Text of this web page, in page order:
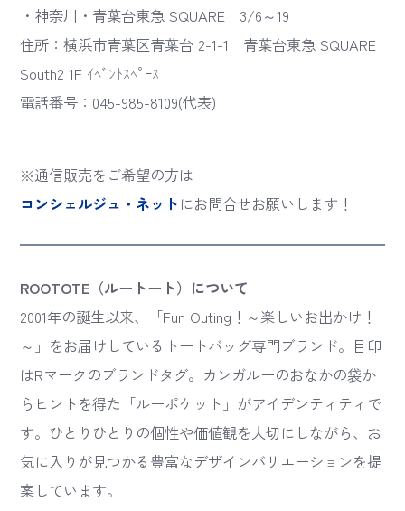
・神奈川・青葉台東急 SQUARE 3/6～19
住所：横浜市青葉区青葉台 2-1-1 青葉台東急 SQUARE
South2 1F ｲﾍﾞﾝﾄｽﾍﾟｰｽ
電話番号：045-985-8109(代表)
※通信販売をご希望の方は
コンシェルジュ・ネット にお問合せお願いします！
ROOTOTE（ルートート）について
2001年の誕生以来、「Fun Outing！～楽しいお出かけ！
～」をお届けしているトートバッグ専門ブランド。目印
はRマークのブランドタグ。カンガルーのおなかの袋か
らヒントを得た「ルーポケット」がアイデンティティで
す。ひとりひとりの個性や価値観を大切にしながら、お
気に入りが見つかる豊富なデザインバリエーションを提
案しています。